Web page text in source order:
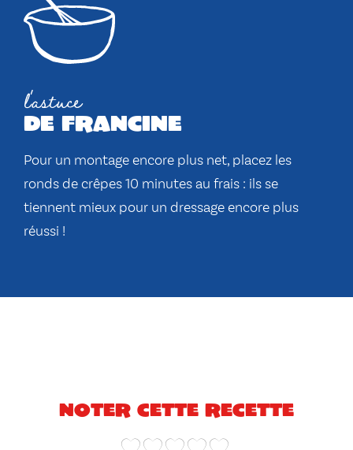
l'astuce
de francine
Pour un montage encore plus net, placez les
ronds de crêpes 10 minutes au frais : ils se
tiennent mieux pour un dressage encore plus
réussi !
Noter cette recette